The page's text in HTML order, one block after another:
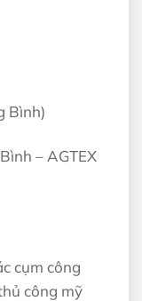
Bình)
– AGTEX
cụm công
công mỹ